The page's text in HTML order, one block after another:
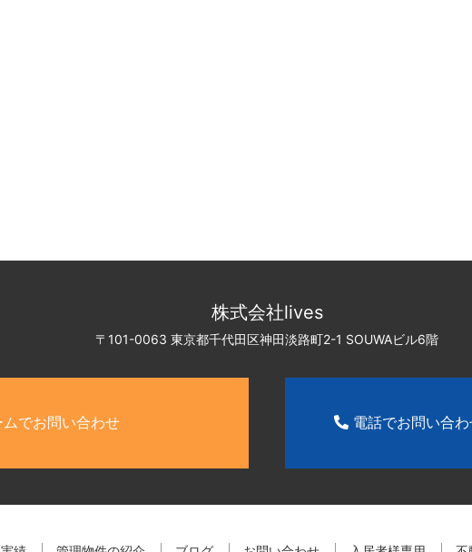
株式会社lives
〒101-0063 東京都千代田区神田淡路町2-1 SOUWAビル6階
でお問い合わせ 電話でお問い合